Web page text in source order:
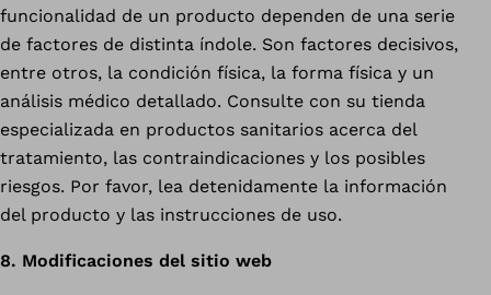
funcionalidad de un producto dependen de una serie
de factores de distinta índole. Son factores decisivos,
entre otros, la condición física, la forma física y un
análisis médico detallado. Consulte con su tienda
especializada en productos sanitarios acerca del
tratamiento, las contraindicaciones y los posibles
riesgos. Por favor, lea detenidamente la información
del producto y las instrucciones de uso.
8. Modificaciones del sitio web